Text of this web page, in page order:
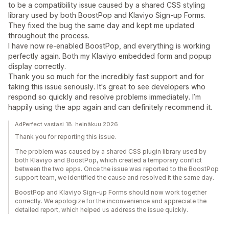
to be a compatibility issue caused by a shared CSS styling
library used by both BoostPop and Klaviyo Sign-up Forms.
They fixed the bug the same day and kept me updated
throughout the process.
I have now re-enabled BoostPop, and everything is working
perfectly again. Both my Klaviyo embedded form and popup
display correctly.
Thank you so much for the incredibly fast support and for
taking this issue seriously. It's great to see developers who
respond so quickly and resolve problems immediately. I’m
happily using the app again and can definitely recommend it.
AdPerfect vastasi 18. heinäkuu 2026
Thank you for reporting this issue.
The problem was caused by a shared CSS plugin library used by
both Klaviyo and BoostPop, which created a temporary conflict
between the two apps. Once the issue was reported to the BoostPop
support team, we identified the cause and resolved it the same day.
BoostPop and Klaviyo Sign-up Forms should now work together
correctly. We apologize for the inconvenience and appreciate the
detailed report, which helped us address the issue quickly.